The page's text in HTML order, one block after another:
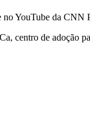
YouTube da CNN
centro de adoção